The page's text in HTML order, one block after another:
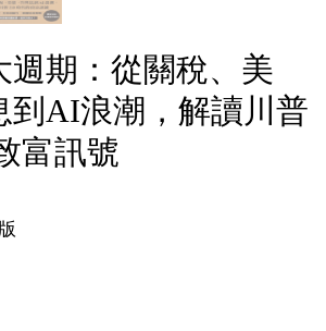
週期：從關稅、美
到AI浪潮，解讀川普
富訊號